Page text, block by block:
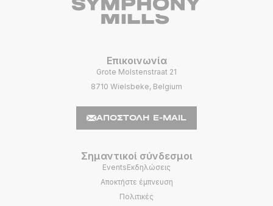
Επικοινωνία
Grote Molstenstraat 21
8710 Wielsbeke, Belgium
ΑΠΟΣΤΟΛΉ E-MAIL
Σημαντικοί σύνδεσμοι
EventsΕκδηλώσεις
Αποκτήστε έμπνευση
Πολιτικές